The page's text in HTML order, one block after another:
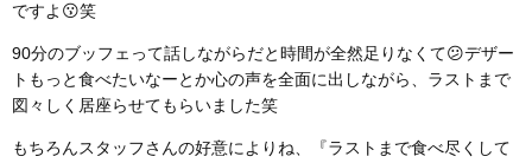
ですよ😗笑
90分のブッフェって話しながらだと時間が全然足りなくて😕デザー
トもっと食べたいなーとか心の声を全面に出しながら、ラストまで
図々しく居座らせてもらいました笑
もちろんスタッフさんの好意によりね、『ラストまで食べ尽くして